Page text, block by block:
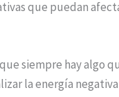
que puedan
siempre hay algo
la energía